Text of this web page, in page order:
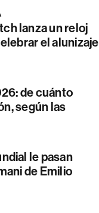
lanza un reloj
el alunizaje
de cuánto
según las
le pasan
de Emilio